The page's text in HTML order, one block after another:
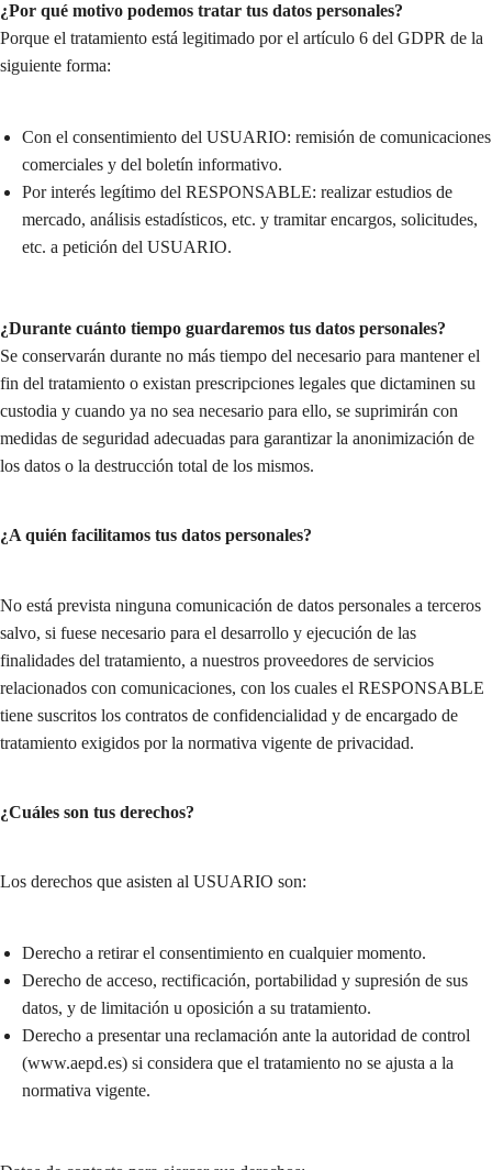
¿Por qué motivo podemos tratar tus datos personales?
Porque el tratamiento está legitimado por el artículo 6 del GDPR de la
siguiente forma:
Con el consentimiento del USUARIO: remisión de comunicaciones
comerciales y del boletín informativo.
Por interés legítimo del RESPONSABLE: realizar estudios de
mercado, análisis estadísticos, etc. y tramitar encargos, solicitudes,
etc. a petición del USUARIO.
¿Durante cuánto tiempo guardaremos tus datos personales?
Se conservarán durante no más tiempo del necesario para mantener el
fin del tratamiento o existan prescripciones legales que dictaminen su
custodia y cuando ya no sea necesario para ello, se suprimirán con
medidas de seguridad adecuadas para garantizar la anonimización de
los datos o la destrucción total de los mismos.
¿A quién facilitamos tus datos personales?
No está prevista ninguna comunicación de datos personales a terceros
salvo, si fuese necesario para el desarrollo y ejecución de las
finalidades del tratamiento, a nuestros proveedores de servicios
relacionados con comunicaciones, con los cuales el RESPONSABLE
tiene suscritos los contratos de confidencialidad y de encargado de
tratamiento exigidos por la normativa vigente de privacidad.
¿Cuáles son tus derechos?
Los derechos que asisten al USUARIO son:
Derecho a retirar el consentimiento en cualquier momento.
Derecho de acceso, rectificación, portabilidad y supresión de sus
datos, y de limitación u oposición a su tratamiento.
Derecho a presentar una reclamación ante la autoridad de control
(www.aepd.es) si considera que el tratamiento no se ajusta a la
normativa vigente.